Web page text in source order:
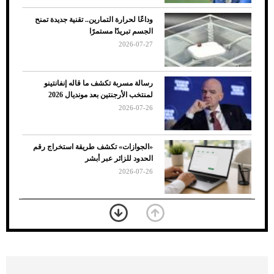
7 نصائح لاختيار لون البنطلون المناسب للقميص
الأسود
وداعًا لحرارة التمارين.. تقنية جديدة تمنح
الجسم تبريدًا مستمرًا
2026-07-27
رسالة مسربة تكشف ما قاله إنفانتينو
لمنتخب الأرجنتين بعد مونديال 2026
2026-07-26
«الجوازات» تكشف طريقة استخراج رقم
الحدود للزائر عبر أبشر
2026-07-26
بعد 7 أشهر من تعرضه لحادث مروع.. جوشوا
يفوز على برينغا بـ"الضربة القاضية" (فيديو)